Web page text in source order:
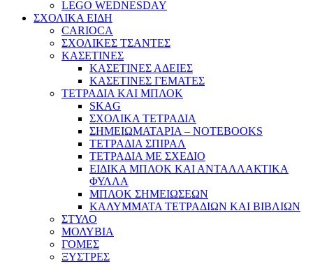
LEGO WEDNESDAY
ΣΧΟΛΙΚΑ ΕΙΔΗ
CARIOCA
ΣΧΟΛΙΚΕΣ ΤΣΑΝΤΕΣ
ΚΑΣΕΤΙΝΕΣ
ΚΑΣΕΤΙΝΕΣ ΑΔΕΙΕΣ
ΚΑΣΕΤΙΝΕΣ ΓΕΜΑΤΕΣ
ΤΕΤΡΑΔΙΑ ΚΑΙ ΜΠΛΟΚ
SKAG
ΣΧΟΛΙΚΑ ΤΕΤΡΑΔΙΑ
ΣΗΜΕΙΩΜΑΤΑΡΙΑ – NOTEBOOKS
ΤΕΤΡΑΔΙΑ ΣΠΙΡΑΛ
ΤΕΤΡΑΔΙΑ ΜΕ ΣΧΕΔΙΟ
ΕΙΔΙΚΑ ΜΠΛΟΚ ΚΑΙ ΑΝΤΑΛΛΑΚΤΙΚΑ
ΦΥΛΛΑ
ΜΠΛΟΚ ΣΗΜΕΙΩΣΕΩΝ
ΚΑΛΥΜΜΑΤΑ ΤΕΤΡΑΔΙΩΝ ΚΑΙ ΒΙΒΛΙΩΝ
ΣΤΥΛΟ
ΜΟΛΥΒΙΑ
ΓΟΜΕΣ
ΞΥΣΤΡΕΣ